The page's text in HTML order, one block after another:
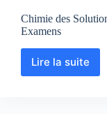
Chimie des
Examens
Lire la suite
Chimie